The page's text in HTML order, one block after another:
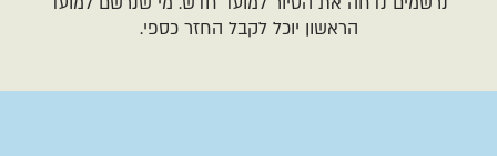
הראשון יוכל לקבל החזר כספי.